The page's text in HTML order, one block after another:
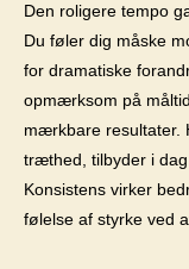
Den roligere tempo
Du føler dig måske
for dramatiske
opmærksom på
mærkbare resultater.
træthed, tilbyder i
Konsistens virker
følelse af styrke ved